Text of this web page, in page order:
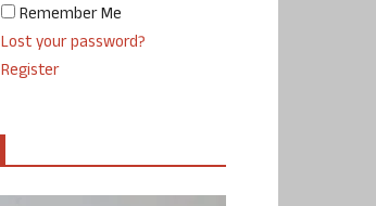
Remember Me
Lost your password?
Register